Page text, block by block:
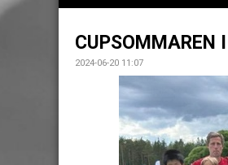
CUPSOMMAREN
2024-06-20 11:07